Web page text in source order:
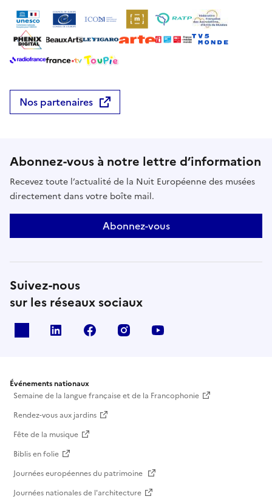
Nos partenaires
Abonnez-vous à notre lettre d’information
Recevez toute l’actualité de la Nuit Européenne des musées
directement dans votre boîte mail.
Abonnez-vous
Suivez-nous
sur les réseaux sociaux
Linkedin Facebook Instagram
Événements nationaux
Semaine de la langue française et de la Francophonie
Rendez-vous aux jardins
Fête de la musique
Biblis en folie
Journées européennes du patrimoine
Journées nationales de l'architecture